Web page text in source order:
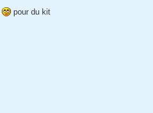
pour du kit